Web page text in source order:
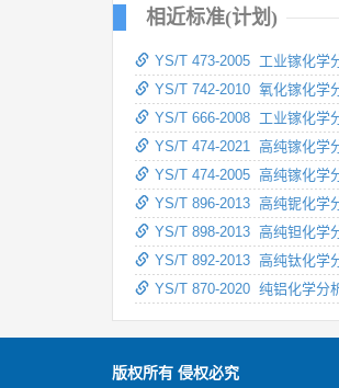
相近标准(计划)
YS/T 473-2005 工业镓化
YS/T 742-2010 氧化镓化学
YS/T 666-2008 工业镓化学
YS/T 474-2021 高纯镓化学
YS/T 474-2005 高纯镓化
YS/T 896-2013 高纯铌化学
YS/T 898-2013 高纯钽化学
YS/T 892-2013 高纯钛化学
YS/T 870-2020 纯铝化学分
版权所有 侵权必究